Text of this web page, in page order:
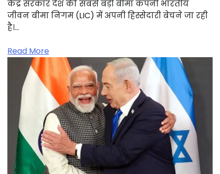
केंद्र सरकार देश की सबसे बड़ी बीमा कंपनी भारतीय
जीवन बीमा निगम (LIC) में अपनी हिस्सेदारी बेचने जा रही
है।…
Read More